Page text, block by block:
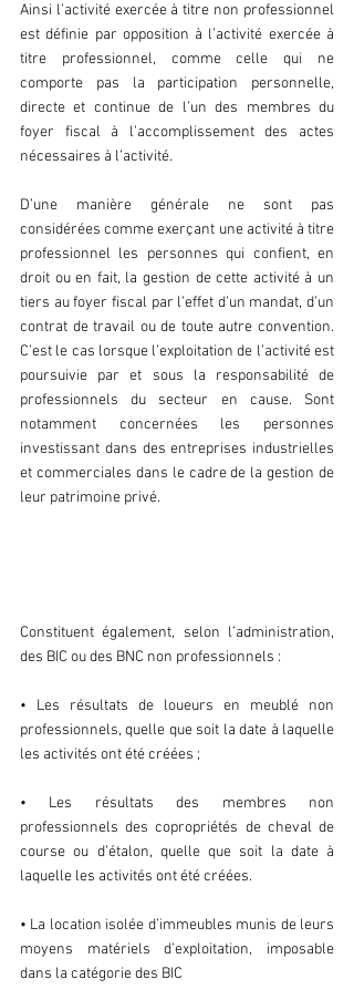
Ainsi l’activité exercée à titre non professionnel
est définie par opposition à l’activité exercée à
titre professionnel, comme celle qui ne
comporte pas la participation personnelle,
directe et continue de l’un des membres du
foyer fiscal à l’accomplissement des actes
nécessaires à l’activité.
D’une manière générale ne sont pas
considérées comme exerçant une activité à titre
professionnel les personnes qui confient, en
droit ou en fait, la gestion de cette activité à un
tiers au foyer fiscal par l’effet d’un mandat, d’un
contrat de travail ou de toute autre convention.
C’est le cas lorsque l’exploitation de l’activité est
poursuivie par et sous la responsabilité de
professionnels du secteur en cause. Sont
notamment concernées les personnes
investissant dans des entreprises industrielles
et commerciales dans le cadre de la gestion de
leur patrimoine privé.
Constituent également, selon l’administration,
des BIC ou des BNC non professionnels :
• Les résultats de loueurs en meublé non
professionnels, quelle que soit la date à laquelle
les activités ont été créées ;
• Les résultats des membres non
professionnels des copropriétés de cheval de
course ou d’étalon, quelle que soit la date à
laquelle les activités ont été créées.
• La location isolée d’immeubles munis de leurs
moyens matériels d’exploitation, imposable
dans la catégorie des BIC